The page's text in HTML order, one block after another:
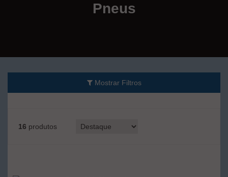
Pneus
Mostrar Filtros
16 produtos